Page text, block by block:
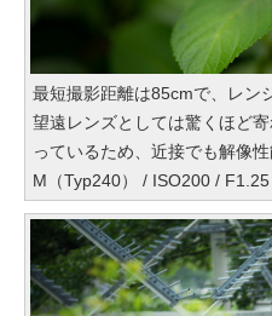
最短撮影距離は85cmで、レン
望遠レンズとしては驚くほど
っているため、近接でも解像
M（Typ240） / ISO200 /